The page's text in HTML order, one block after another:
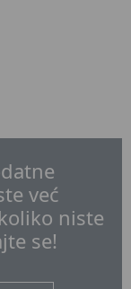
već
niste
se!